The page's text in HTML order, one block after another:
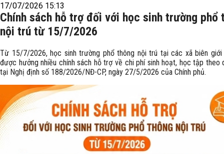
17/07/2026 15:13
Chính sách hỗ trợ đối với học sinh trường phổ
nội trú từ 15/7/2026
Từ 15/7/2026, học sinh trường phổ thông nội trú tại các xã biên
được hưởng nhiều chính sách hỗ trợ về chi phí sinh hoạt, học tập theo
tại Nghị định số 188/2026/NĐ-CP, ngày 27/5/2026 của Chính phủ.